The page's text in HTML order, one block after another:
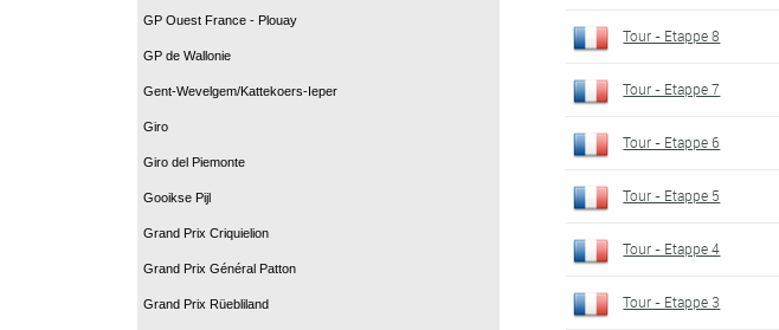
GP Ouest France - Plouay
GP de Wallonie
Gent-Wevelgem/Kattekoers-Ieper
Giro
Giro del Piemonte
Gooikse Pijl
Grand Prix Criquielion
Grand Prix Général Patton
Grand Prix Rüebliland
Tour - Etappe 8
Tour - Etappe 7
Tour - Etappe 6
Tour - Etappe 5
Tour - Etappe 4
Tour - Etappe 3